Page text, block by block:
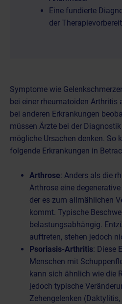
Eine fundierte
der
Symptome wie
bei einer rheumatoiden Arthritis
bei anderen Erkrankungen
müssen Ärzte bei der
mögliche Ursachen denken. So
folgende Erkrankungen in
Arthrose: Anders als die
Arthrose eine
der es zum allmählichen
kommt. Typische
belastungsabhängig.
auftreten, stehen jedoch
Psoriasis-Arthritis: Diese
Menschen mit
kann sich ähnlich wie die
jedoch typische
Zehengelenken